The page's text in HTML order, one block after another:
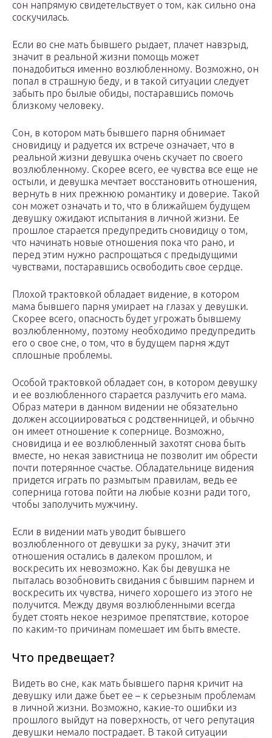
сон напрямую свидетельствует о том, как сильно она
соскучилась.
Если во сне мать бывшего рыдает, плачет навзрыд,
значит в реальной жизни помощь может
понадобиться именно возлюбленному. Возможно, он
попал в страшную беду, и в такой ситуации следует
забыть про былые обиды, постаравшись помочь
близкому человеку.
Сон, в котором мать бывшего парня обнимает
сновидицу и радуется их встрече означает, что в
реальной жизни девушка очень скучает по своего
возлюбленному. Скорее всего, ее чувства все еще не
остыли, и девушка мечтает восстановить отношения,
вернуть в них прежнюю романтику и доверие. Такой
сон может означать и то, что в ближайшем будущем
девушку ожидают испытания в личной жизни. Ее
прошлое старается предупредить сновидицу о том,
что начинать новые отношения пока что рано, и
перед этим нужно распрощаться с предыдущими
чувствами, постаравшись освободить свое сердце.
Плохой трактовкой обладает видение, в котором
мама бывшего парня умирает на глазах у девушки.
Скорее всего, опасность будет угрожать бывшему
возлюбленному, поэтому необходимо предупредить
его о свое сне, о том, что в будущем парня ждут
сплошные проблемы.
Особой трактовкой обладает сон, в котором девушку
и ее возлюбленного старается разлучить его мама.
Образ матери в данном видении не обязательно
должен ассоциироваться с родственницей, и обычно
он имеет отношение к сопернице. Возможно,
сновидица и ее возлюбленный захотят снова быть
вместе, но некая завистница не позволит им обрести
почти потерянное счастье. Обладательнице видения
придется играть по размытым правилам, ведь ее
соперница готова пойти на любые козни ради того,
чтобы заполучить мужчину.
Если в видении мать уводит бывшего
возлюбленного от девушки за руку, значит эти
отношения остались в далеком прошлом, и
воскресить их невозможно. Как бы девушка не
пыталась возобновить свидания с бывшим парнем и
воскресить их чувства, ничего хорошего из этого не
получится. Между двумя возлюбленными всегда
будет стоять некое незримое препятствие, которое
по каким-то причинам помешает им быть вместе.
Что предвещает?
Видеть во сне, как мать бывшего парня кричит на
девушку или даже бьет ее – к серьезным проблемам
в личной жизни. Возможно, какие-то ошибки из
прошлого выйдут на поверхность, от чего репутация
девушки немало пострадает. В такой ситуации